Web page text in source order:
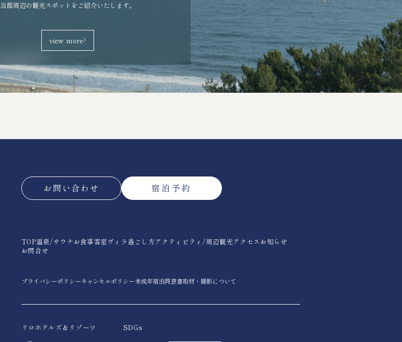
当館周辺の観光スポットをご紹介いたします。
view more
お問い合わせ 宿泊予約
TOP温泉/サウナお食事客室ヴィラ過ごし方アクティビティ/周辺観光アクセス お知らせ
お問合せ
プライバシーポリシーキャンセルポリシー未成年宿泊同意書取材・撮影について
リロホテルズ＆リゾーツ SDGs